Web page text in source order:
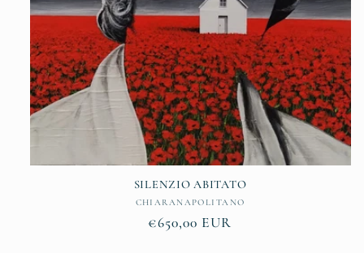
SILENZIO ABITATO
Vendor:
CHIARANAPOLITANO
Regular
€650,00 EUR